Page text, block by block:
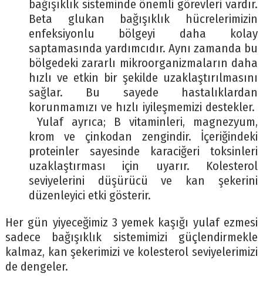
bağışıklık sisteminde önemli görevleri vardır.
Beta glukan bağışıklık hücrelerimizin
enfeksiyonlu bölgeyi daha kolay
saptamasında yardımcıdır. Aynı zamanda bu
bölgedeki zararlı mikroorganizmaların daha
hızlı ve etkin bir şekilde uzaklaştırılmasını
sağlar. Bu sayede hastalıklardan
korunmamızı ve hızlı iyileşmemizi destekler.
Yulaf ayrıca; B vitaminleri, magnezyum,
krom ve çinkodan zengindir. İçeriğindeki
proteinler sayesinde karaciğeri toksinleri
uzaklaştırması için uyarır. Kolesterol
seviyelerini düşürücü ve kan şekerini
düzenleyici etki gösterir.
Her gün yiyeceğimiz 3 yemek kaşığı yulaf ezmesi
sadece bağışıklık sistemimizi güçlendirmekle
kalmaz, kan şekerimizi ve kolesterol seviyelerimizi
de dengeler.